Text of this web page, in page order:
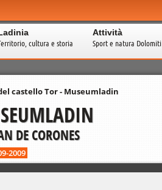
cultura e storia
Attività
Sport e natura Dolomiti
castello Tor - Museumladin
DE CORONES
2009